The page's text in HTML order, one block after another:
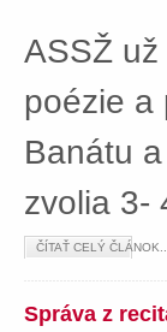
ASSŽ
poézie a
Banátu
zvolia 3-
ČÍTAŤ CELÝ ČLÁNOK...
Správa z